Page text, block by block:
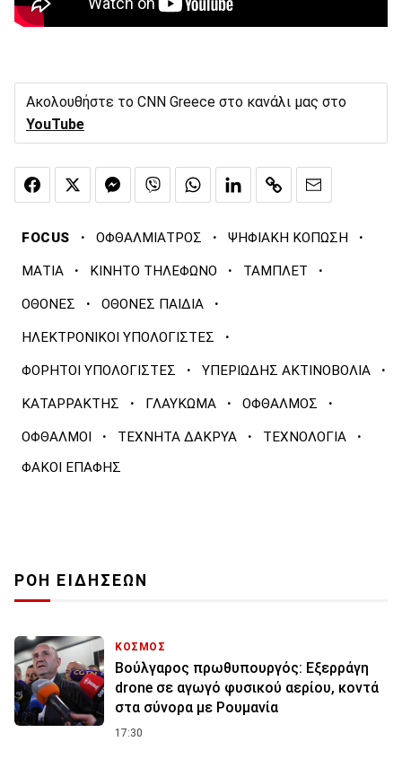
Ακολουθήστε το CNN Greece στο κανάλι μας στο
YouTube
FOCUS · ΟΦΘΑΛΜΙΑΤΡΟΣ · ΨΗΦΙΑΚΗ ΚΟΠΩΣΗ ·
ΜΑΤΙΑ · ΚΙΝΗΤΟ ΤΗΛΕΦΩΝΟ · ΤΑΜΠΛΕΤ ·
ΟΘΟΝΕΣ · ΟΘΟΝΕΣ ΠΑΙΔΙΑ ·
ΗΛΕΚΤΡΟΝΙΚΟΙ ΥΠΟΛΟΓΙΣΤΕΣ ·
ΦΟΡΗΤΟΙ ΥΠΟΛΟΓΙΣΤΕΣ · ΥΠΕΡΙΩΔΗΣ ΑΚΤΙΝΟΒΟΛΙΑ ·
ΚΑΤΑΡΡΑΚΤΗΣ · ΓΛΑΥΚΩΜΑ · ΟΦΘΑΛΜΟΣ ·
ΟΦΘΑΛΜΟΙ · ΤΕΧΝΗΤΑ ΔΑΚΡΥΑ · ΤΕΧΝΟΛΟΓΙΑ ·
ΦΑΚΟΙ ΕΠΑΦΗΣ
ΡΟΗ ΕΙΔΗΣΕΩΝ
ΚΟΣΜΟΣ
Βούλγαρος πρωθυπουργός: Εξερράγη
drone σε αγωγό φυσικού αερίου, κοντά
στα σύνορα με Ρουμανία
17:30